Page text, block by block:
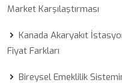
Market Karşılaştırması
Kanada Akaryakıt
Fiyat Farkları
Bireysel Emeklilik